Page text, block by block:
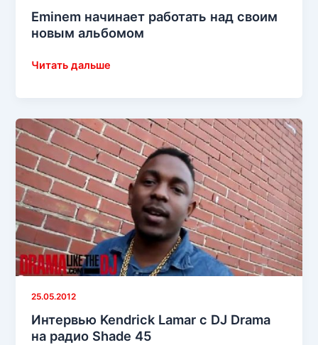
Eminem начинает работать над своим
новым альбомом
Eminem
над
своим
новым
альбомом
Читать дальше
25.05.2012
Интервью Kendrick Lamar с DJ Drama
на радио Shade 45